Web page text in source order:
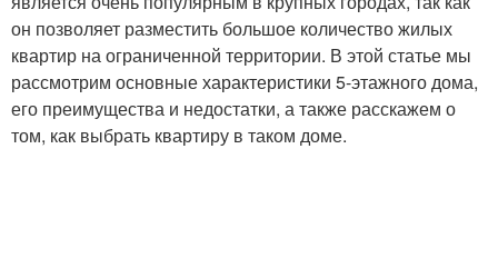
он позволяет разместить большое количество жилых
квартир на ограниченной территории. В этой статье мы
рассмотрим основные характеристики 5-этажного дома,
его преимущества и недостатки, а также расскажем о
том, как выбрать квартиру в таком доме.